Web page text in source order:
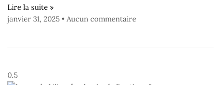
Lire la suite »
janvier 31, 2025
Aucun commentaire